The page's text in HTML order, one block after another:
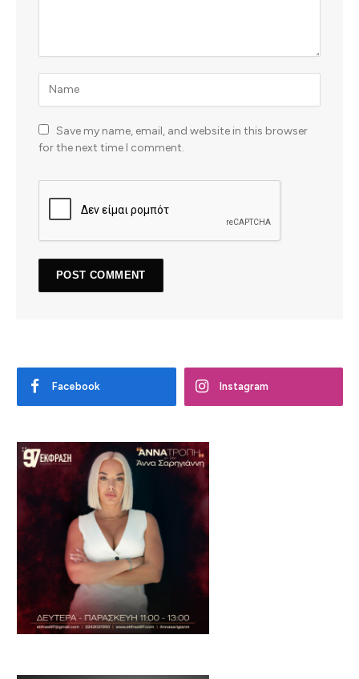
Save my name, email, and website in this browser
for the next time I comment.
Facebook Instagram